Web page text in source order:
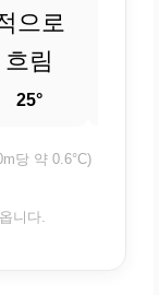
으로
흐림
25°
당 약 0.6°C)
니다.